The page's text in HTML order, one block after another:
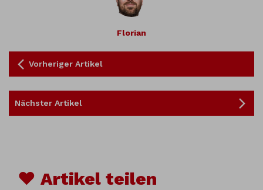
Florian
Vorheriger Artikel
Nächster Artikel
♥ Artikel teilen